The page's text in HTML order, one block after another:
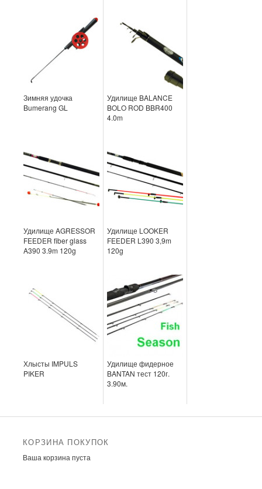
Зимняя удочка
Bumerang GL
Удилище BALANCE
BOLO ROD BBR400
4.0m
Удилище AGRESSOR
FEEDER fiber glass
A390 3.9m 120g
Удилище LOOKER
FEEDER L390 3,9m
120g
Хлысты IMPULS
PIKER
Удилище фидерное
BANTAN тест 120г.
3.90м.
КОРЗИНА ПОКУПОК
Ваша корзина пуста